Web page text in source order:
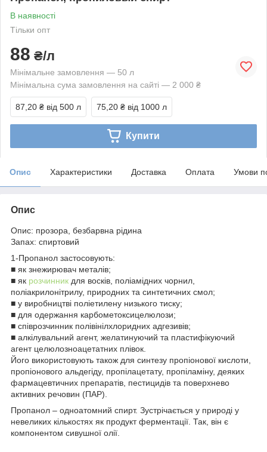
В наявності
Тільки опт
88 ₴/л
Мінімальне замовлення — 50 л
Мінімальна сума замовлення на сайті — 2 000 ₴
87,20 ₴ від 500 л 75,20 ₴ від 1000 л
Купити
Опис Характеристики Доставка Оплата Умови
Опис
Опис: прозора, безбарвна рідина
Запах: спиртовий
1-Пропанол застосовують:
■ як знежирювач металів;
■ як розчинник для восків, поліамідних чорнил,
поліакрилонітрилу, природних та синтетичних смол;
■ у виробництві поліетилену низького тиску;
■ для одержання карбометоксицелюлози;
■ співрозчинник полівінілхлоридних адгезивів;
■ алкілувальний агент, желатинуючий та пластифікуючий
агент целюлозноацетатних плівок.
Його використовують також для синтезу пропіонової кислоти,
пропіонового альдегіду, пропілацетату, пропіламіну, деяких
фармацевтичних препаратів, пестицидів та поверхнево
активних речовин (ПАР).
Пропанол – одноатомний спирт. Зустрічається у природі у
невеликих кількостях як продукт ферментації. Так, він є
компонентом сивушної олії.